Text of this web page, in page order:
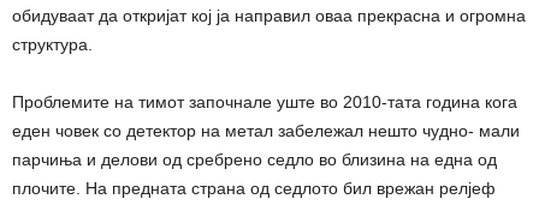
обидуваат да откријат кој ја направил оваа прекрасна и огромна
структура.
Проблемите на тимот започнале уште во 2010-тата година кога
еден човек со детектор на метал забележал нешто чудно- мали
парчиња и делови од сребрено седло во близина на една од
плочите. На предната страна од седлото бил врежан релјеф